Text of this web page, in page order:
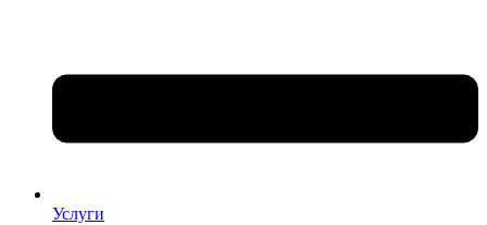
Услуги